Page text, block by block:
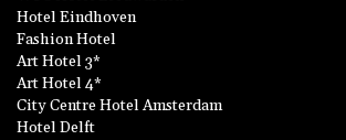
Hotel Eindhoven
Fashion Hotel
Art Hotel 3*
Art Hotel 4*
City Centre Hotel Amsterdam
Hotel Delft